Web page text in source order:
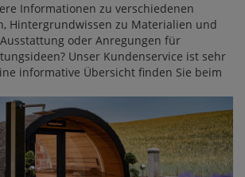
Informationen zu verschiedenen
Hintergrundwissen zu Materialien und
oder Anregungen für
Unser Kundenservice ist sehr
informative Übersicht finden Sie beim